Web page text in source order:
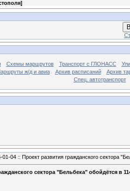
]
Схемы маршрутов Транспорт с ГЛОНАСС
ж/д и авиа Архив расписаний
Архив
Спец. автотранспорт
01-04 :: Проект развития гражданского сектора
сектора "Бельбека" обойдётся в